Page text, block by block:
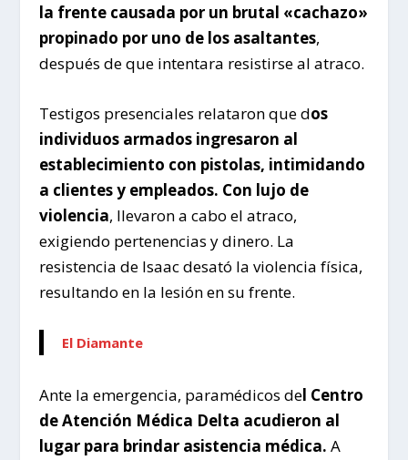
la frente causada por un brutal «cachazo»
propinado por uno de los asaltantes,
después de que intentara resistirse al atraco.
Testigos presenciales relataron que dos
individuos armados ingresaron al
establecimiento con pistolas, intimidando
a clientes y empleados. Con lujo de
violencia, llevaron a cabo el atraco,
exigiendo pertenencias y dinero. La
resistencia de Isaac desató la violencia física,
resultando en la lesión en su frente.
El Diamante
Ante la emergencia, paramédicos del Centro
de Atención Médica Delta acudieron al
lugar para brindar asistencia médica. A